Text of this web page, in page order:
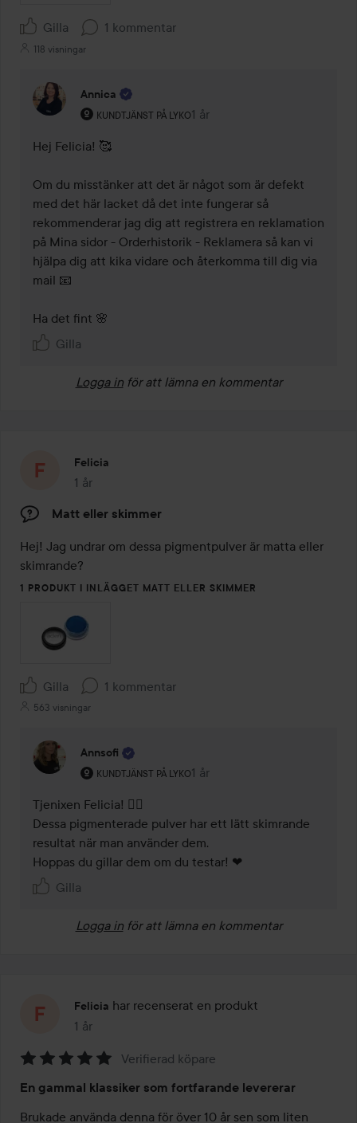
Gilla 1 kommentar
118 visningar
Annica
KUNDTJÄNST PÅ LYKO
Användarens roll: Kundtjänst på Lyko.
1 år
Kommentaren lades 1 år
Hej Felicia! 🥰
Om du misstänker att det är något som är defekt
med det här lacket då det inte fungerar så
rekommenderar jag dig att registrera en reklamation
på Mina sidor - Orderhistorik - Reklamera så kan vi
hjälpa dig att kika vidare och återkomma till dig via
mail 📧
Ha det fint 🌸
Gilla
Logga in för att lämna en kommentar
Felicia
1 år
Inlägget skapades 1 år
Matt eller skimmer
Hej! Jag undrar om dessa pigmentpulver är matta eller
skimrande?
1 PRODUKT I INLÄGGET MATT ELLER SKIMMER
Gilla 1 kommentar
563 visningar
Annsofi
KUNDTJÄNST PÅ LYKO
Användarens roll: Kundtjänst på Lyko.
1 år
Kommentaren lades 1 år
Tjenixen Felicia! 🤸‍♀️
Dessa pigmenterade pulver har ett lätt skimrande
resultat när man använder dem.
Hoppas du gillar dem om du testar! ❤
Gilla
Logga in för att lämna en kommentar
Felicia har recenserat en produkt
1 år
Inlägget skapades 1 år
5
av
Verifierad köpare
En gammal klassiker som fortfarande levererar
Brukade använda denna för över 10 år sen som liten